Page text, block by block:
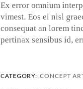
Ex error omnium
vimest. Eos ei nisl
consequat an lorem
pertinax sensibus id,
CATEGORY: CONCEPT